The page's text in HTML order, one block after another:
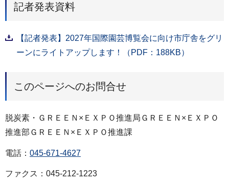
記者発表資料
【記者発表】2027年国際園芸博覧会に向け市庁舎をグリ
ーンにライトアップします！（PDF：188KB）
このページへのお問合せ
脱炭素・ＧＲＥＥＮ×ＥＸＰＯ推進局ＧＲＥＥＮ×ＥＸＰＯ
推進部ＧＲＥＥＮ×ＥＸＰＯ推進課
電話： 045-671-4627
ファクス：045-212-1223